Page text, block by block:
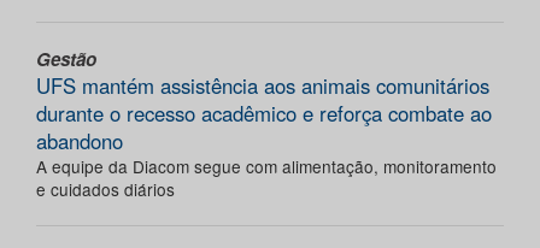
Gestão
UFS mantém assistência aos animais comunitários
durante o recesso acadêmico e reforça combate ao
abandono
A equipe da Diacom segue com alimentação, monitoramento
e cuidados diários